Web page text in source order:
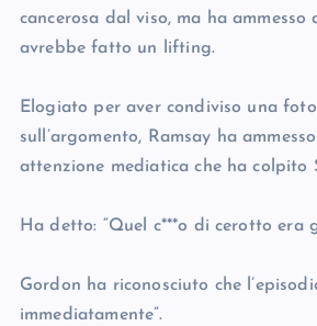
cancerosa dal viso, ma ha
avrebbe fatto un lifting.
Elogiato per aver condiviso una
sull’argomento, Ramsay ha
attenzione mediatica che ha colpito
Ha detto: “Quel c***o di cerotto
Gordon ha riconosciuto che
immediatamente”.